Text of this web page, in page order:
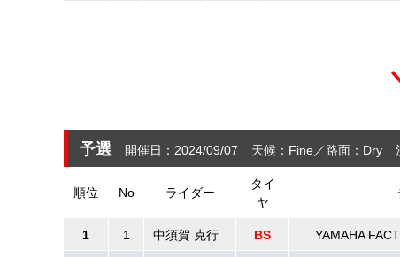
予選 開催日：2024/09/07 天候：Fine 路面：Dry
順位 No ライダー
タイ
ヤ
1 1 中須賀 克行 BS YAMAHA